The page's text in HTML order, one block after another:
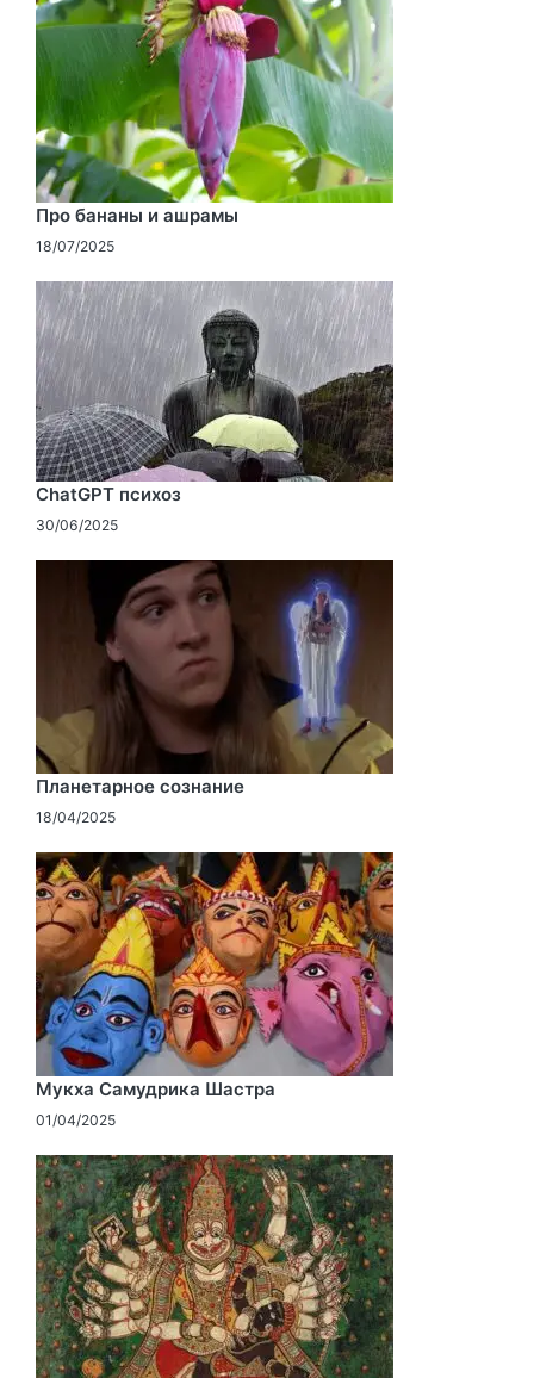
Про бананы и ашрамы
18/07/2025
ChatGPT психоз
30/06/2025
Планетарное сознание
18/04/2025
Мукха Самудрика Шастра
01/04/2025